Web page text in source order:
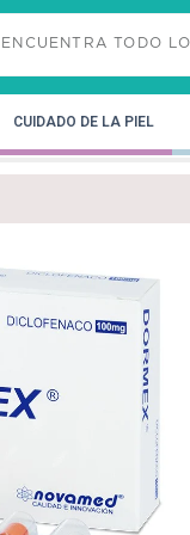
CUIDADO DE LA PIEL